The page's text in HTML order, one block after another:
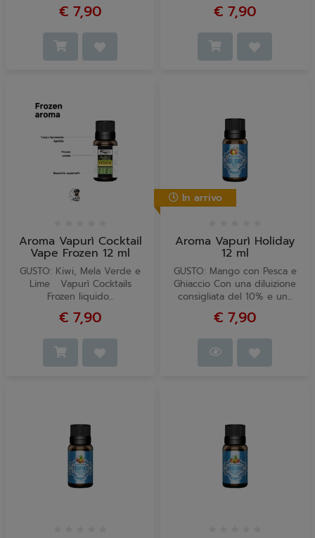
€ 7,90 € 7,90
Aroma Vapurì Cocktail
Vape Frozen 12 ml
GUSTO: Kiwi, Mela Verde e
Lime Vapurì Cocktails
Frozen liquido...
€ 7,90
In arrivo
Aroma Vapurì Holiday
12 ml
GUSTO: Mango con Pesca e
Ghiaccio Con una diluizione
consigliata del 10% e un...
€ 7,90